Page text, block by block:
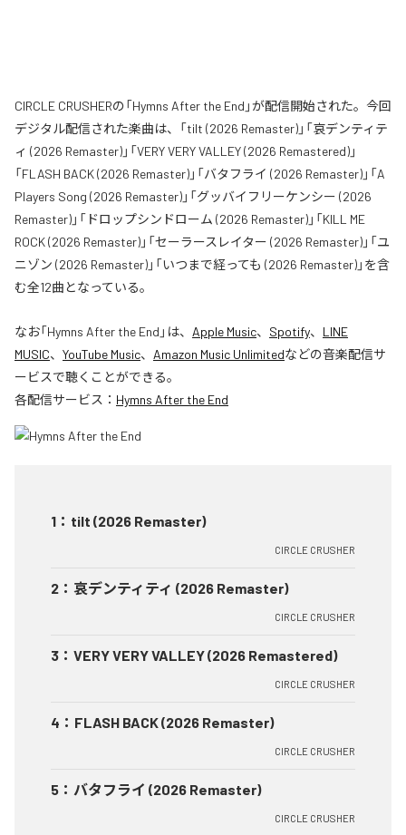
CIRCLE CRUSHERの「Hymns After the End」が配信開始された。今回
デジタル配信された楽曲は、「tilt (2026 Remaster)」「哀デンティテ
ィ (2026 Remaster)」「VERY VERY VALLEY (2026 Remastered)」
「FLASH BACK (2026 Remaster)」「バタフライ (2026 Remaster)」「A
Players Song (2026 Remaster)」「グッバイフリーケンシー (2026
Remaster)」「ドロップシンドローム (2026 Remaster)」「KILL ME
ROCK (2026 Remaster)」「セーラースレイター (2026 Remaster)」「ユ
ニゾン (2026 Remaster)」「いつまで経っても (2026 Remaster)」を含
む全12曲となっている。
なお「Hymns After the End 」は、 Apple Music、 Spotify、 LINE
MUSIC、 YouTube Music、 Amazon Music Unlimitedなどの音楽配信サ
ービスで聴くことができる。
各配信サービス： Hymns After the End
1 ： tilt (2026 Remaster)
CIRCLE CRUSHER
2 ： 哀デンティティ (2026 Remaster)
CIRCLE CRUSHER
3 ： VERY VERY VALLEY (2026 Remastered)
CIRCLE CRUSHER
4 ： FLASH BACK (2026 Remaster)
CIRCLE CRUSHER
5 ： バタフライ (2026 Remaster)
CIRCLE CRUSHER